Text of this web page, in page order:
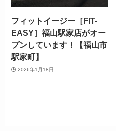
フィットイージー［FIT-
EASY］福山駅家店がオー
プンしています！【福山市
駅家町】
2026年1月18日